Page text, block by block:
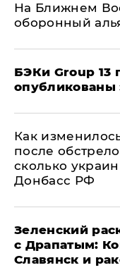
На Ближнем
оборонный
​БЭКи Group 13
Как
после
сколько
Донбасс РФ
​Зеленский
с Драпатым:
Славянск и